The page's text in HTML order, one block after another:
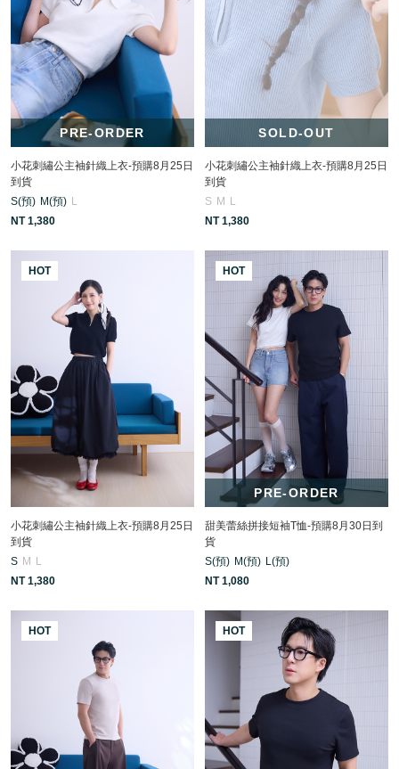
PRE-ORDER
小花刺繡公主袖針織上衣-預購8月25日
到貨
S(預) M(預) L
NT 1,380
SOLD-OUT
小花刺繡公主袖針織上衣-預購8月25日
到貨
S M
L
NT 1,380
HOT
小花刺繡公主袖針織上衣-預購8月25日
到貨
S M
L
NT 1,380
PRE-ORDER
HOT
甜美蕾絲拼接短袖T恤-預購8月30日到
貨
S(預) M(預) L(預)
NT 1,080
HOT HOT